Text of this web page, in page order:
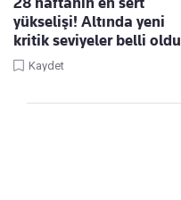
yükselişi! Altında yeni
kritik seviyeler belli oldu
Kaydet